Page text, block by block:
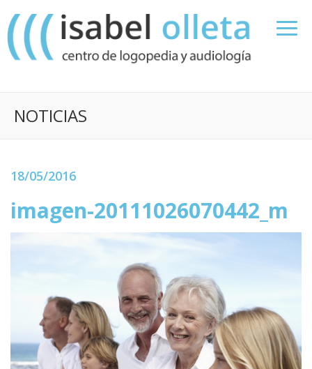
NOTICIAS
18/05/2016
imagen-20111026070442_m